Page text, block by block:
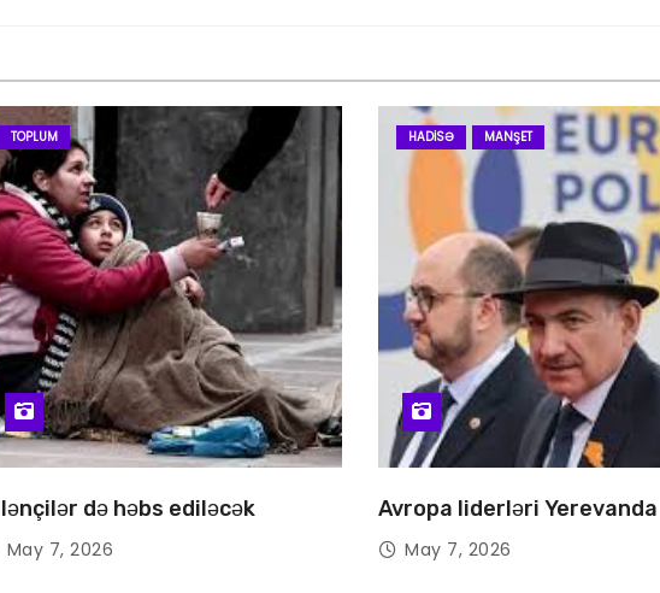
TOPLUM
də həbs ediləcək
May 7, 2026
HADISƏ MANŞET
Avropa liderləri Yerevanda
May 7, 2026